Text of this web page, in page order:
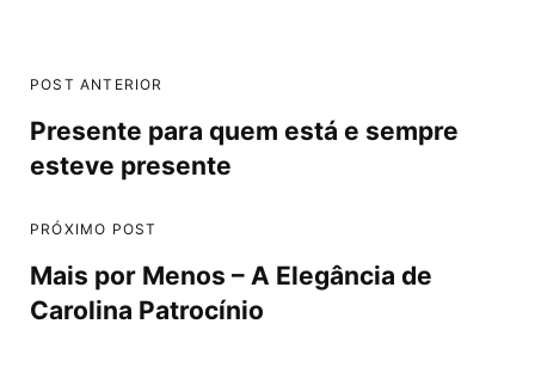
POST ANTERIOR
Presente para quem está e sempre
esteve presente
PRÓXIMO POST
Mais por Menos – A Elegância de
Carolina Patrocínio